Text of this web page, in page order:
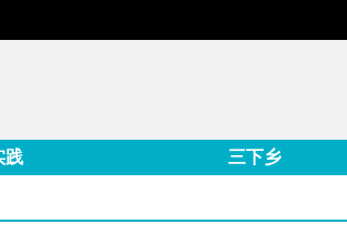
践 三下乡